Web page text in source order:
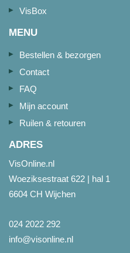
VisBox
MENU
Bestellen & bezorgen
Contact
FAQ
Mijn account
Ruilen & retouren
ADRES
VisOnline.nl
Woeziksestraat 622 | hal 1
6604 CH Wijchen
024 2022 292
info@visonline.nl